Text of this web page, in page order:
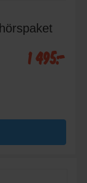
1 495:-